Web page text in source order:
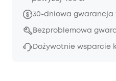
30-dniowa gwarancja
Bezproblemowa
Dożywotnie wsparcie